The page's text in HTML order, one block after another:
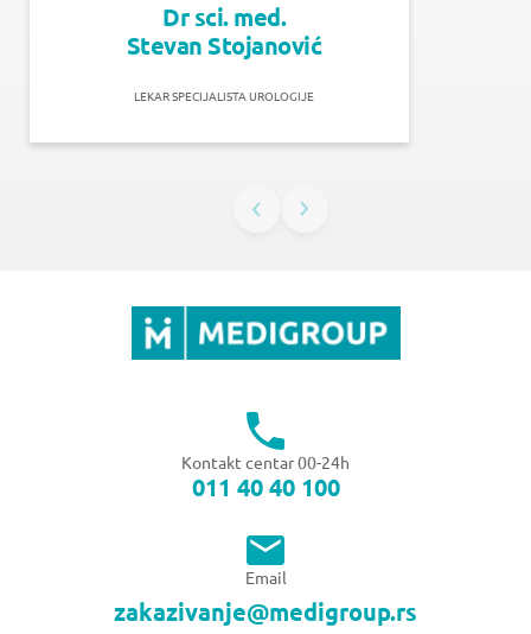
Dr sci. med.
Stevan Stojanović
LEKAR SPECIJALISTA UROLOGIJE
Kontakt centar 00-24h
011 40 40 100
Email
zakazivanje@medigroup.rs